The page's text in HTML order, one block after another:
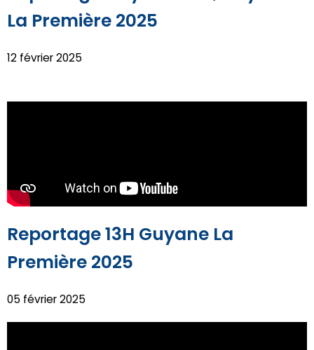
La Première 2025
12 février 2025
Reportage 13H Guyane La
Première 2025
05 février 2025